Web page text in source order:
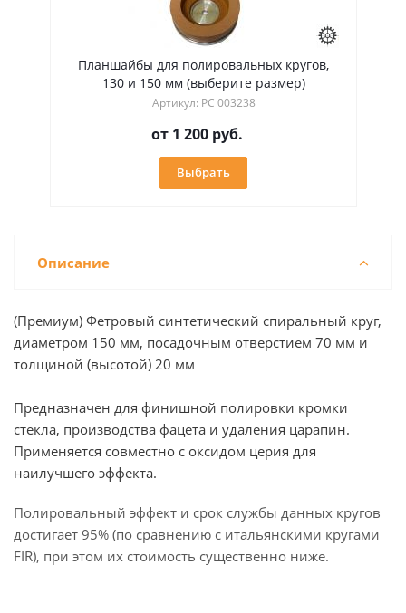
Планшайбы для полировальных кругов,
130 и 150 мм (выберите размер)
Артикул: РС 003238
от 1 200 руб.
Выбрать
Описание
(Премиум) Фетровый синтетический спиральный круг,
диаметром 150 мм, посадочным отверстием 70 мм и
толщиной (высотой) 20 мм
Предназначен для финишной полировки кромки
стекла, производства фацета и удаления царапин.
Применяется совместно с оксидом церия для
наилучшего эффекта.
Полировальный эффект и срок службы данных кругов
достигает 95% (по сравнению с итальянскими кругами
FIR), при этом их стоимость существенно ниже.